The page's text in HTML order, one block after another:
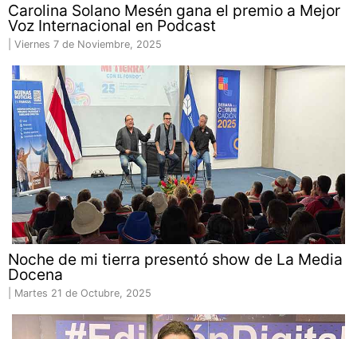
Carolina Solano Mesén gana el premio a Mejor
Voz Internacional en Podcast
Viernes 7 de Noviembre, 2025
Noche de mi tierra presentó show de La Media
Docena
Martes 21 de Octubre, 2025